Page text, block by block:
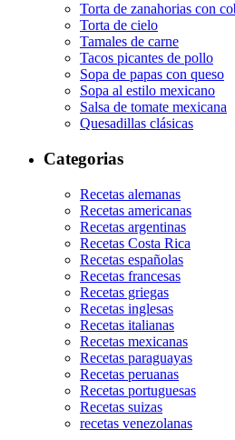
Torta de zanahorias con
Torta de cielo
Tamales de carne
Tacos picantes de pollo
Sopa de papas con queso
Sopa al estilo mexicano
Salsa de tomate mexicana
Quesadillas clásicas
Categorias
Recetas alemanas
Recetas americanas
Recetas argentinas
Recetas Costa Rica
Recetas españolas
Recetas francesas
Recetas griegas
Recetas inglesas
Recetas italianas
Recetas mexicanas
Recetas paraguayas
Recetas peruanas
Recetas portuguesas
Recetas suizas
recetas venezolanas